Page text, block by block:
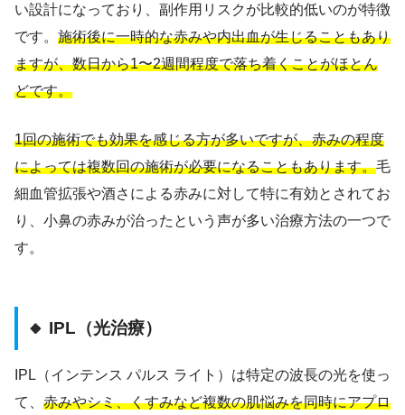
い設計になっており、副作用リスクが比較的低いのが特徴
です。 施術後に一時的な赤みや内出血が生じることもあり
ますが、数日から1〜2週間程度で落ち着くことがほとん
どです。
1回の施術でも効果を感じる方が多いですが、赤みの程度
によっては複数回の施術が必要になることもあります。毛
細血管拡張や酒さによる赤みに対して特に有効とされてお
り、小鼻の赤みが治ったという声が多い治療方法の一つで
す。
🔸 IPL（光治療）
IPL（インテンス パルス ライト）は特定の波長の光を使っ
て、 赤みやシミ、くすみなど複数の肌悩みを同時にアプロ